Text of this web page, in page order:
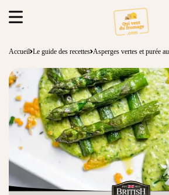
Accueil Le guide des recettes Asperges vertes et purée